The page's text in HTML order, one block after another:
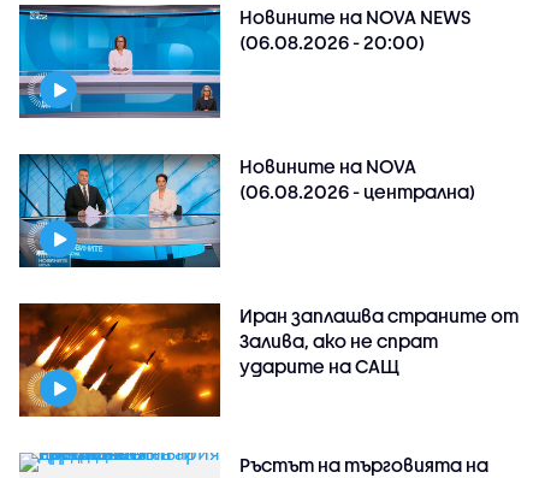
Новините на NOVA NEWS
(06.08.2026 - 20:00)
Новините на NOVA
(06.08.2026 - централна)
Иран заплашва страните от
Залива, ако не спрат
ударите на САЩ
Ръстът на търговията на